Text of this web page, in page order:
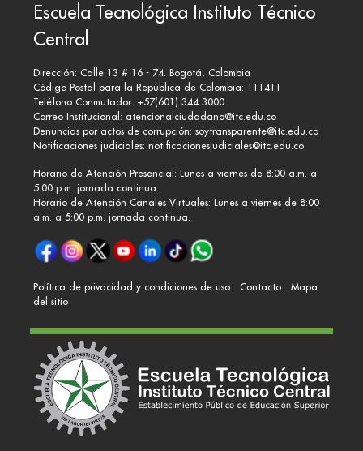
Escuela Tecnológica Instituto Técnico
Central
Dirección: Calle 13 # 16 - 74. Bogotá, Colombia
Código Postal para la República de Colombia: 111411
Teléfono Conmutador: +57(601) 344 3000
Correo Institucional: atencionalciudadano@itc.edu.co
Denuncias por actos de corrupción: soytransparente@itc.edu.co
Notificaciones judiciales: notificacionesjudiciales@itc.edu.co
Horario de Atención Presencial: Lunes a viernes de 8:00 a.m. a
5:00 p.m. jornada continua.
Horario de Atención Canales Virtuales: Lunes a viernes de 8:00
a.m. a 5:00 p.m. jornada continua.
Política de privacidad y condiciones de uso Contacto
Mapa
del sitio